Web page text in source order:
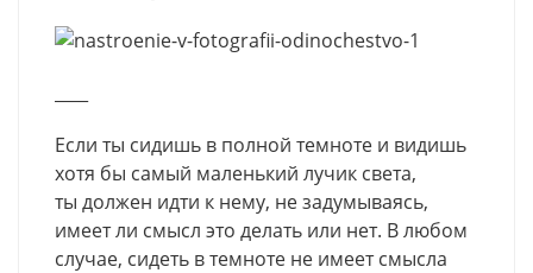
Если ты сидишь в полной темноте и видишь
хотя бы самый маленький лучик света,
ты должен идти к нему, не задумываясь,
имеет ли смысл это делать или нет. В любом
случае, сидеть в темноте не имеет смысла